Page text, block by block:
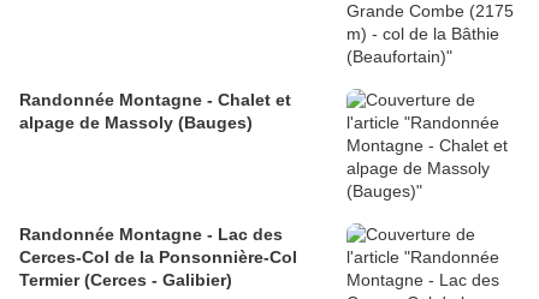
Randonnée Montagne - Chalet et
alpage de Massoly (Bauges)
Randonnée Montagne - Lac des
Cerces-Col de la Ponsonnière-Col
Termier (Cerces - Galibier)